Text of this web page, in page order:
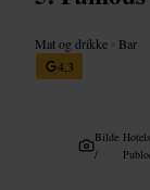
Mat og drikke • Bar
4,3
Bilde
/